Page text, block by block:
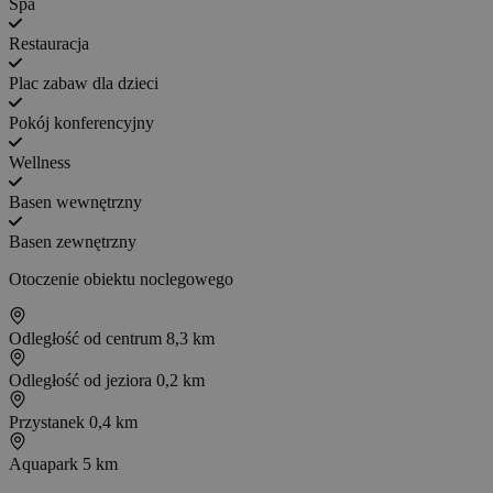
Restauracja
Plac zabaw dla dzieci
Pokój konferencyjny
Wellness
Basen wewnętrzny
Basen zewnętrzny
Otoczenie obiektu noclegowego
Odległość od centrum 8,3 km
Odległość od jeziora 0,2 km
Przystanek 0,4 km
Aquapark 5 km